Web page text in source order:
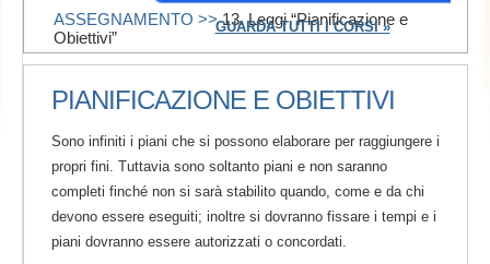
GUARDA TUTTI I CORSI »
ASSEGNAMENTO >>13. Leggi “Pianificazione e
Obiettivi”
PIANIFICAZIONE E OBIETTIVI
Sono infiniti i piani che si possono elaborare per raggiungere i
propri fini. Tuttavia sono soltanto piani e non saranno
completi finché non si sarà stabilito quando, come e da chi
devono essere eseguiti; inoltre si dovranno fissare i tempi e i
piani dovranno essere autorizzati o concordati.